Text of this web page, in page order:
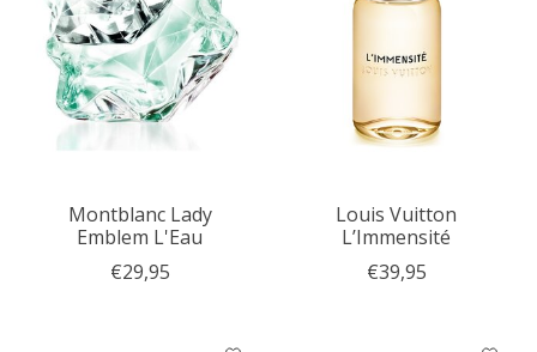
Montblanc Lady
Emblem L'Eau
€29,95
Louis Vuitton
L’Immensité
€39,95